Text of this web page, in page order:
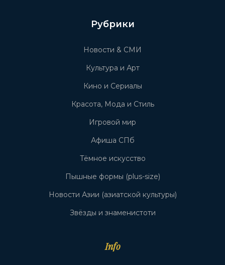
Рубрики
Новости & СМИ
Культура и Арт
Кино и Сериалы
Красота, Мода и Стиль
Игровой мир
Афиша СПб
Тёмное искусство
Пышные формы (plus-size)
Новости Азии (азиатской культуры)
Звёзды и знаменистоти
Info